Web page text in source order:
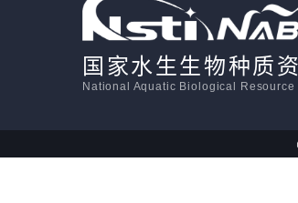
国家水生生物种质
National Aquatic Biological Resource